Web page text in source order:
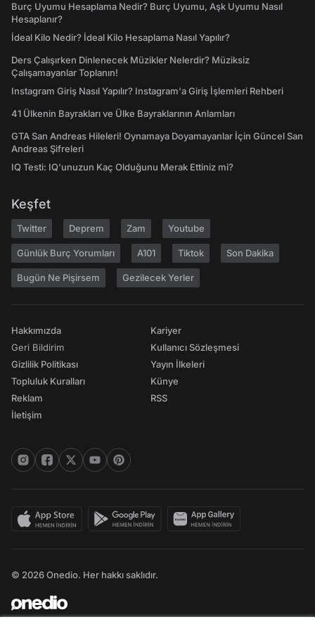
Burç Uyumu Hesaplama Nedir? Burç Uyumu, Aşk Uyumu Nasıl
Hesaplanır?
İdeal Kilo Nedir? İdeal Kilo Hesaplama Nasıl Yapılır?
Ders Çalışırken Dinlenecek Müzikler Nelerdir? Müziksiz
Çalışamayanlar Toplanın!
Instagram Giriş Nasıl Yapılır? Instagram'a Giriş İşlemleri Rehberi
41 Ülkenin Bayrakları ve Ülke Bayraklarının Anlamları
GTA San Andreas Hileleri! Oynamaya Doyamayanlar İçin Güncel San
Andreas Şifreleri
IQ Testi: IQ'unuzun Kaç Olduğunu Merak Ettiniz mi?
Keşfet
Twitter Deprem Zam Youtube
Günlük Burç Yorumları A101 Tiktok Son Dakika
Bugün Ne Pişirsem Gezilecek Yerler
Hakkımızda
Geri Bildirim
Gizlilik Politikası
Topluluk Kuralları
Reklam
İletişim
Kariyer
Kullanıcı Sözleşmesi
Yayın İlkeleri
Künye
RSS
© 2026 Onedio. Her hakkı saklıdır.